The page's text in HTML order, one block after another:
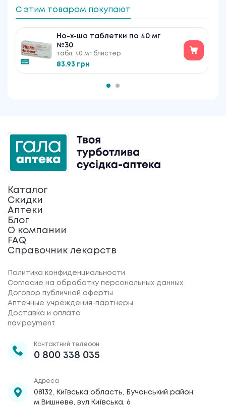
С этим товаром покупают
Но-х-ша таблетки по 40 мг
№30
табл. 40 мг блистер
83.93 грн
Каталог
Скидки
Аптеки
Блог
О компании
FAQ
Справочник лекарств
Политика конфиденциальности
Согласие на обработку персональных данных
Договор публичной оферты
Аптечные учреждения-партнеры
Доставка и оплата
nav.payment
Контактний телефон
0 800 338 035
Адреса
08132, Київська область, Бучанський район,
м.Вишневе, вул.Київська, 6